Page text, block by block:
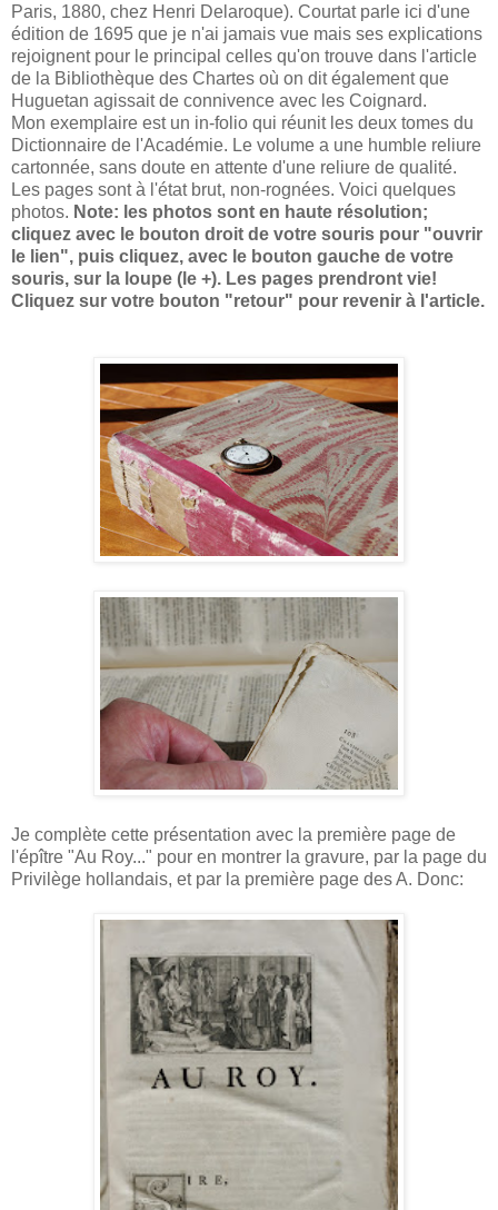
Paris, 1880, chez Henri Delaroque). Courtat parle ici d'une
édition de 1695 que je n'ai jamais vue mais ses explications
rejoignent pour le principal celles qu'on trouve dans l'article
de la Bibliothèque des Chartes où on dit également que
Huguetan agissait de connivence avec les Coignard.
Mon exemplaire est un in-folio qui réunit les deux tomes du
Dictionnaire de l'Académie. Le volume a une humble reliure
cartonnée, sans doute en attente d'une reliure de qualité.
Les pages sont à l'état brut, non-rognées. Voici quelques
photos. Note: les photos sont en haute résolution;
cliquez avec le bouton droit de votre souris pour "ouvrir
le lien", puis cliquez, avec le bouton gauche de votre
souris, sur la loupe (le +). Les pages prendront vie!
Cliquez sur votre bouton "retour" pour revenir à l'article.
Je complète cette présentation avec la première page de
l'épître "Au Roy..." pour en montrer la gravure, par la page du
Privilège hollandais, et par la première page des A. Donc: